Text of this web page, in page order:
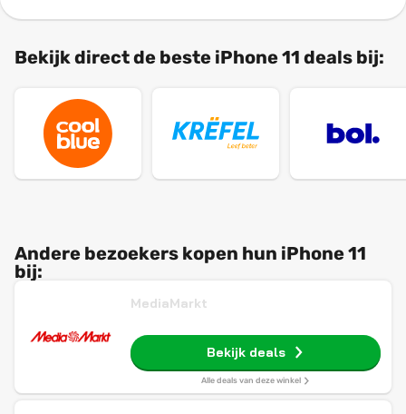
Bekijk direct de beste iPhone 11 deals bij:
Andere bezoekers kopen hun iPhone 11
bij:
MediaMarkt
Bekijk deals
Alle deals van deze winkel